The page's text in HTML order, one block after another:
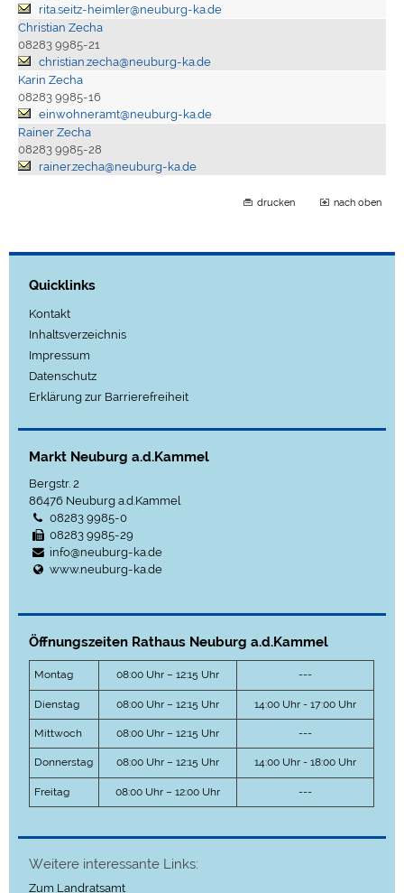
rita.seitz-heimler@neuburg-ka.de
Christian Zecha
08283 9985-21
christian.zecha@neuburg-ka.de
Karin Zecha
08283 9985-16
einwohneramt@neuburg-ka.de
Rainer Zecha
08283 9985-28
rainer.zecha@neuburg-ka.de
drucken nach oben
Quicklinks
Kontakt
Inhaltsverzeichnis
Impressum
Datenschutz
Erklärung zur Barrierefreiheit
Markt Neuburg a.d.Kammel
Bergstr. 2
86476 Neuburg a.d.Kammel
08283 9985-0
08283 9985-29
info@neuburg-ka.de
www.neuburg-ka.de
Öffnungszeiten Rathaus Neuburg a.d.Kammel
Montag 08:00 Uhr – 12:15 Uhr ---
Dienstag 08:00 Uhr – 12:15 Uhr 14:00 Uhr - 17:00 Uhr
Mittwoch 08:00 Uhr – 12:15 Uhr ---
Donnerstag 08:00 Uhr – 12:15 Uhr 14:00 Uhr - 18:00 Uhr
Freitag 08:00 Uhr – 12:00 Uhr ---
Weitere interessante Links:
Zum Landratsamt